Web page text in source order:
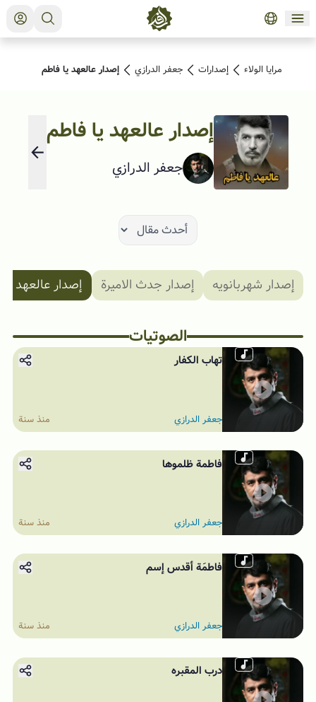
مرايا الولاء إصدارات جعفر الدرازي إصدار عالعهد يا فاطم
إصدار عالعهد يا فاطم
جعفر الدرازي
إصدار شهربانويه إصدار جدث الاميرة إصدار عالعهد
الصوتیات
تهاب الكفار
جعفر الدرازي منذ سنة
فاطمة ظلموها
جعفر الدرازي منذ سنة
فاطمَة أقدس إسم
جعفر الدرازي منذ سنة
درب المقبره